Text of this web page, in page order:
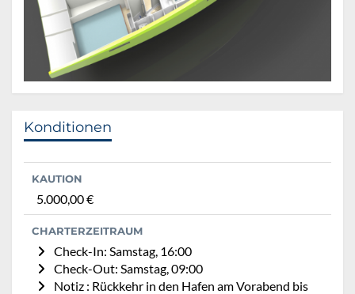
Konditionen
KAUTION
5.000,00 €
CHARTERZEITRAUM
Check-In: Samstag, 16:00
Check-Out: Samstag, 09:00
Notiz : Rückkehr in den Hafen am Vorabend bis